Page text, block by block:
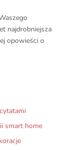
najdrobniejsza
opowieści o
smart home